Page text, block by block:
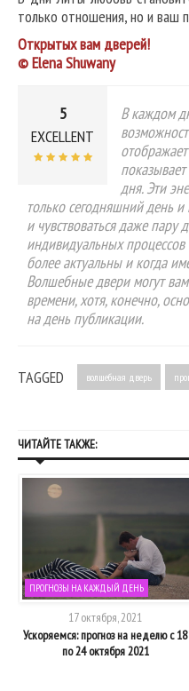
только отношения, но и ваш
Открытых вам дверей!
© Elena Shuwany
5
EXCELLENT
В каждом
дня. Эти
только сегодняшний день
и чувствоваться даже пару
индивидуальных
более актуальны и когда
Волшебные двери могут
времени, хотя, конечно,
на день публикации.
TAGGED волшебная дверь
ЧИТАЙТЕ ТАКЖЕ:
ПРОГНОЗЫ НА КАЖДЫЙ ДЕНЬ
17 октября, 2021
Ускоряемся: прогноз на неделю с 18
по 24 октября 2021